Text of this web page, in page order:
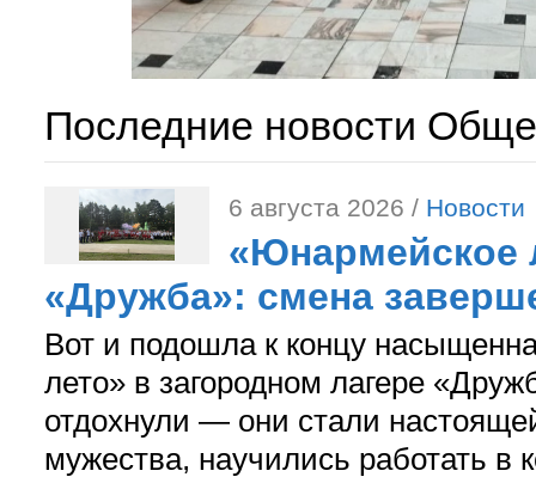
Последние новости
6 августа 2026 / Новости
«Юнармейское
«Дружба»: смена
Вот и подошла к концу
лето» в загородном лагере
отдохнули — они стали
мужества, научились работать в